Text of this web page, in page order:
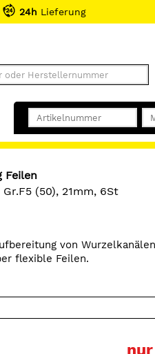
24h Lieferung
Feilen
Gr.F5 (50), 21mm, 6St
von
flexible Feilen.
nur